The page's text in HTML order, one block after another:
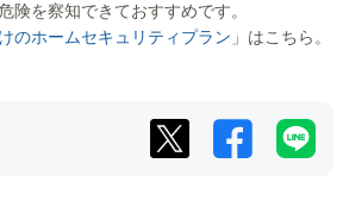
険を察知できておすすめです。
のホームセキュリティプラン 」はこちら。